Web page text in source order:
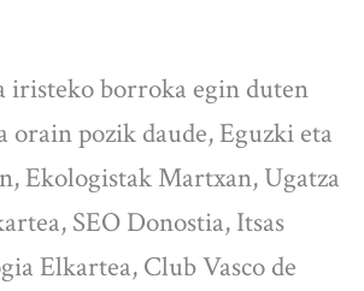
iristeko borroka egin duten
orain pozik daude, Eguzki eta
Ekologistak Martxan, Ugatza
SEO Donostia, Itsas
Elkartea, Club Vasco de